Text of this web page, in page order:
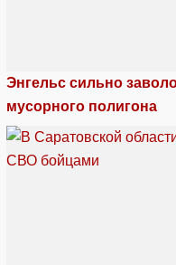
Энгельс сильно
мусорного полигона